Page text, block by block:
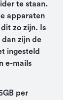
te staan.
apparaten
zo zijn. Is
dan zijn de
ingesteld
e-mails
per